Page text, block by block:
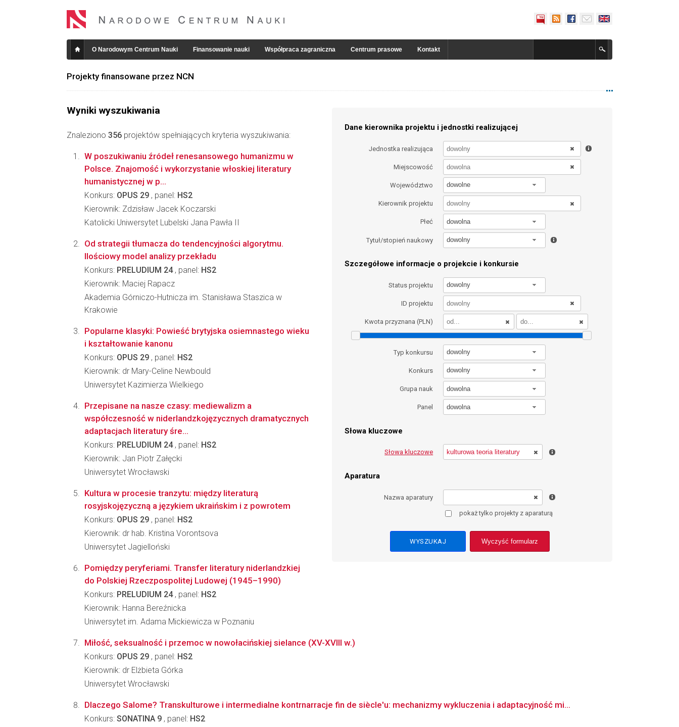
O Narodowym Centrum Nauki Finansowanie nauki Współpraca zagraniczna Centrum prasowe Kontakt
Projekty finansowane przez NCN
Wyniki wyszukiwania
Znaleziono 356 projektów spełniających kryteria wyszukiwania:
Dane kierownika projektu i jednostki realizującej
Jednostka realizująca
Miejscowość
Województwo dowolne
Kierownik projektu
Płeć dowolna
Tytuł/stopień naukowy dowolny
Szczegółowe informacje o projekcie i konkursie
Status projektu dowolny
ID projektu
Kwota przyznana (PLN)
Typ konkursu dowolny
Konkurs dowolny
Grupa nauk dowolna
Panel dowolna
Słowa kluczowe
Słowa kluczowe
Aparatura
Nazwa aparatury
pokaż tylko projekty z aparaturą
Wyczyść formularz
W poszukiwaniu źródeł renesansowego humanizmu w
Polsce. Znajomość i wykorzystanie włoskiej literatury
humanistycznej w p...
Konkurs: OPUS 29 , panel: HS2
Kierownik: Zdzisław Jacek Koczarski
Katolicki Uniwersytet Lubelski Jana Pawła II
Od strategii tłumacza do tendencyjności algorytmu.
Ilościowy model analizy przekładu
Konkurs: PRELUDIUM 24, panel: HS2
Kierownik: Maciej Rapacz
Akademia Górniczo-Hutnicza im. Stanisława Staszica w
Krakowie
Popularne klasyki: Powieść brytyjska osiemnastego wieku
i kształtowanie kanonu
Konkurs: OPUS 29 , panel: HS2
Kierownik: dr Mary-Celine Newbould
Uniwersytet Kazimierza Wielkiego
Przepisane na nasze czasy: mediewalizm a
współczesność w niderlandzkojęzycznych dramatycznych
adaptacjach literatury śre...
Konkurs: PRELUDIUM 24, panel: HS2
Kierownik: Jan Piotr Załęcki
Uniwersytet Wrocławski
Kultura w procesie tranzytu: między literaturą
rosyjskojęzyczną a językiem ukraińskim i z powrotem
Konkurs: OPUS 29 , panel: HS2
Kierownik: dr hab. Kristina Vorontsova
Uniwersytet Jagielloński
Pomiędzy peryferiami. Transfer literatury niderlandzkiej
do Polskiej Rzeczpospolitej Ludowej (1945–1990)
Konkurs: PRELUDIUM 24, panel: HS2
Kierownik: Hanna Bereźnicka
Uniwersytet im. Adama Mickiewicza w Poznaniu
Miłość, seksualność i przemoc w nowołacińskiej sielance (XV-XVIII w.)
Konkurs: OPUS 29 , panel: HS2
Kierownik: dr Elżbieta Górka
Uniwersytet Wrocławski
Dlaczego Salome? Transkulturowe i intermedialne kontrnarracje fin de siècle'u: mechanizmy wykluczenia i adaptacyjność mi...
Konkurs: SONATINA 9 , panel: HS2